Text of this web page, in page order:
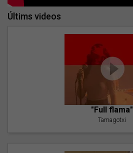
Últims videos
"Full flama"
Tamagotxi